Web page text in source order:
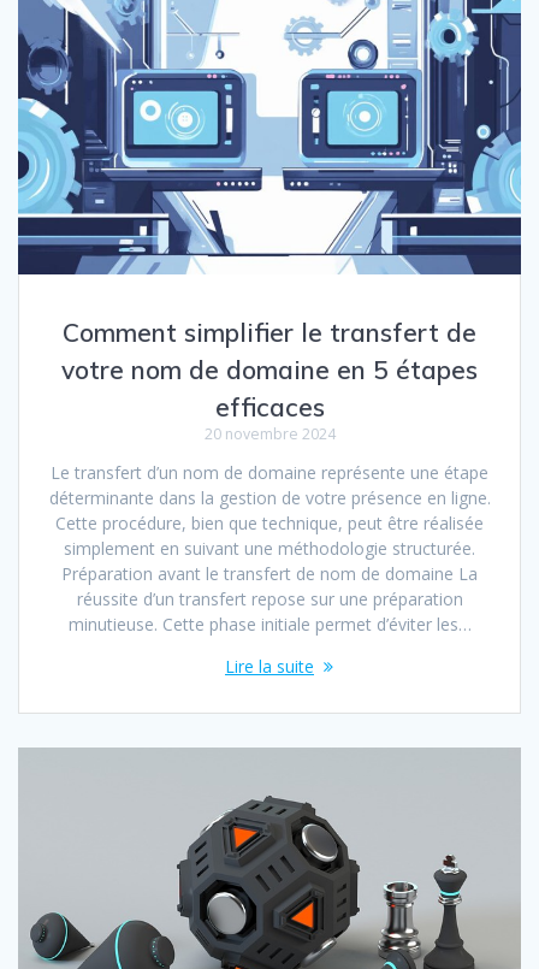
Comment simplifier le transfert de
votre nom de domaine en 5 étapes
efficaces
20 novembre 2024
Le transfert d’un nom de domaine représente une étape
déterminante dans la gestion de votre présence en ligne.
Cette procédure, bien que technique, peut être réalisée
simplement en suivant une méthodologie structurée.
Préparation avant le transfert de nom de domaine La
réussite d’un transfert repose sur une préparation
minutieuse. Cette phase initiale permet d’éviter les…
Lire la suite